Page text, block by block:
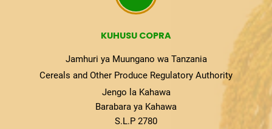
KUHUSU COPRA
Jamhuri ya Muungano wa Tanzania
Cereals and Other Produce Regulatory Authority
Jengo la Kahawa
Barabara ya Kahawa
S.L.P 2780